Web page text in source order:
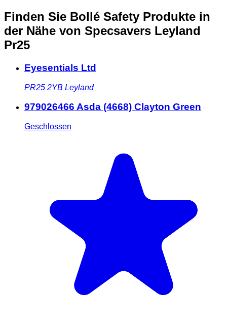
Finden Sie Bollé Safety Produkte in
der Nähe von Specsavers Leyland
Pr25
Eyesentials Ltd
PR25 2YB Leyland
979026466 Asda (4668) Clayton Green
Geschlossen